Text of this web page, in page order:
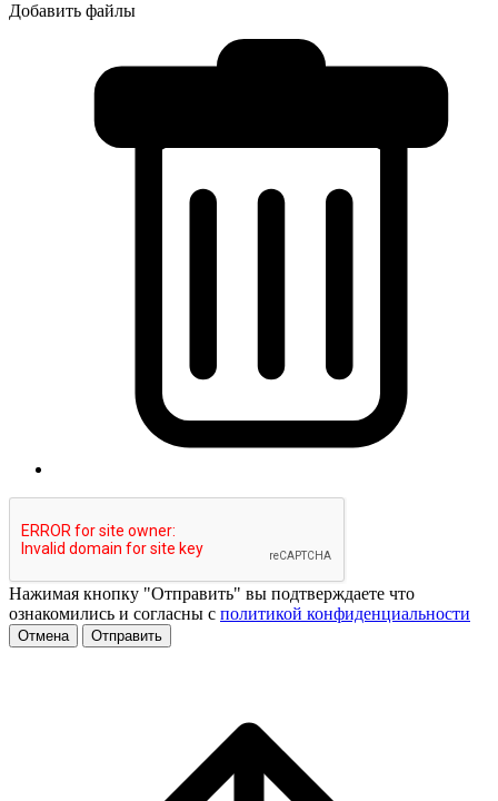
Добавить файлы
Нажимая кнопку "Отправить" вы подтверждаете что
ознакомились и согласны с политикой конфиденциальности
Отмена Отправить